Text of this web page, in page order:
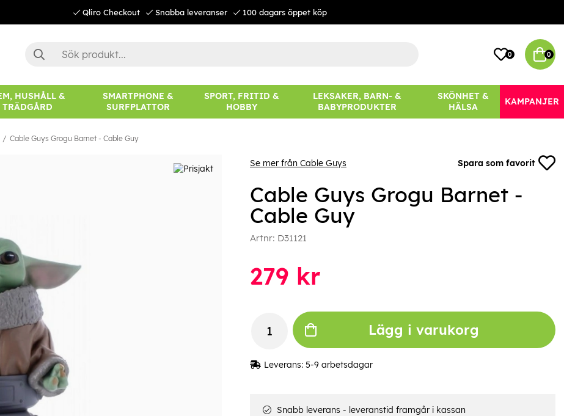
Qliro Checkout Snabba leveranser 100 dagars öppet köp
0 0
HUSHÅLL &
TRÄDGÅRD
SMARTPHONE &
SURFPLATTOR
SPORT, FRITID &
HOBBY
LEKSAKER, BARN- &
BABYPRODUKTER
SKÖNHET &
HÄLSA
KAMPANJER
Cable Guys Grogu Barnet - Cable Guy
Se mer från Cable Guys Spara som favorit
Cable Guys Grogu Barnet -
Cable Guy
Artnr: D31121
279 kr
Lägg i varukorg
Leverans: 5-9 arbetsdagar
Snabb leverans - leveranstid framgår i kassan